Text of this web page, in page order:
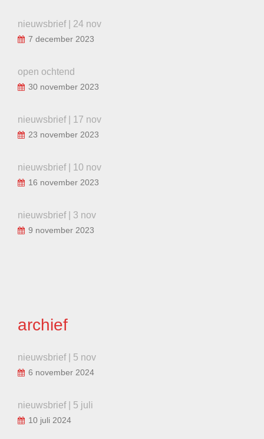
nieuwsbrief | 24 nov
7 december 2023
open ochtend
30 november 2023
nieuwsbrief | 17 nov
23 november 2023
nieuwsbrief | 10 nov
16 november 2023
nieuwsbrief | 3 nov
9 november 2023
archief
nieuwsbrief | 5 nov
6 november 2024
nieuwsbrief | 5 juli
10 juli 2024